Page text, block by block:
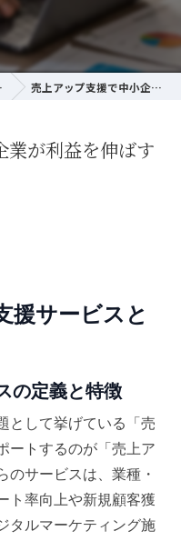
売上アップ支援で中小企業が利益を伸ばす方法
業が利益を伸ばす
援サービスと
の定義と特徴
として挙げている「売
ートするのが「売上ア
のサービスは、業種・
ト率向上や新規顧客獲
タルマーケティング施